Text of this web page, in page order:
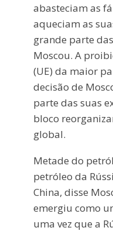
abasteciam as
aqueciam as
grande parte
Moscou. A
(UE) da maior
decisão de
parte das suas
bloco
global.
Metade do
petróleo da
China, disse
emergiu como
uma vez que a